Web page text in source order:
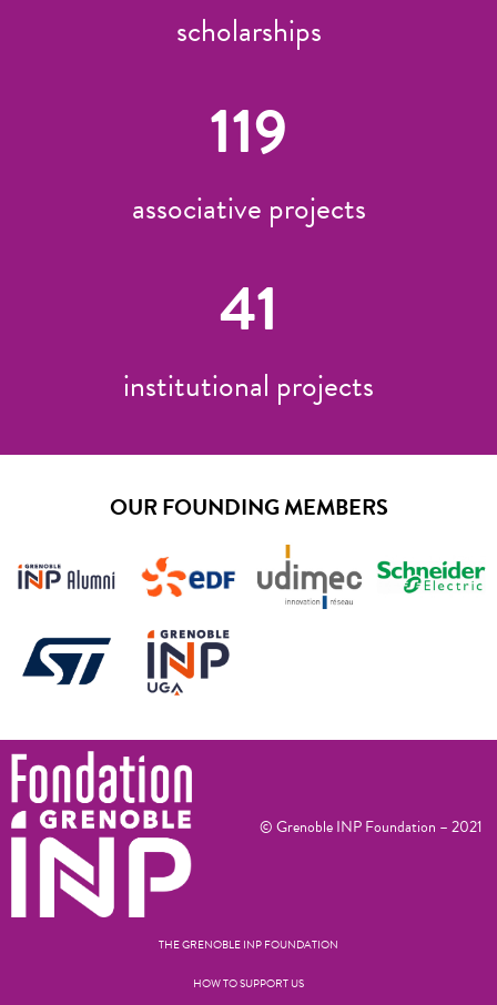
scholarships
119
associative projects
41
institutional projects
OUR FOUNDING MEMBERS
© Grenoble INP Foundation – 2021
THE GRENOBLE INP FOUNDATION
HOW TO SUPPORT US